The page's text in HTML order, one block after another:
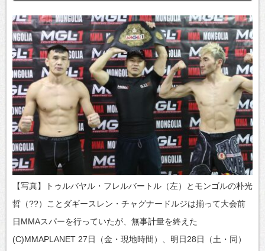
【写真】トゥルバヤル・フレルバートル（左）とモンゴルの朴光
哲（??）ことダギースレン・チャグナードルジは揃って大会前
日MMAスパーを行っていたが、無事計量を終えた
(C)MMAPLANET 27日（金・現地時間）、明日28日（土・同）